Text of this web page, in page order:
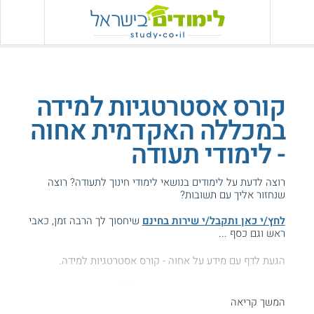
קורס אסטרטגיות למידה
במכללה האקדמית אחוה
- לימודי תעודה
רוצה לדעת על לימודים בנושאי לימודי חינוך לתעודה? רוצה
שנחזור אליך עם תשובות?
לחץ/י כאן ותקבל/י שירות בחינם שיחסוך לך הרבה זמן, כאבי
ראש וגם כסף ...
הגעת לדף עם מידע על אחוה - קורס אסטרטגיות למידה.
עזרנו גם לך? דרג אותנו:המשך קריאה